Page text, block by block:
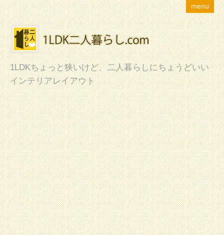
menu
1LDKちょっと狭いけど、二人暮らしにちょうどいい
インテリアレイアウト